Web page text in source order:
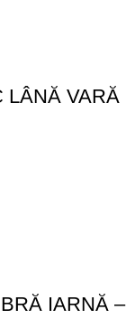
LÂNĂ VARĂ
IARNĂ –